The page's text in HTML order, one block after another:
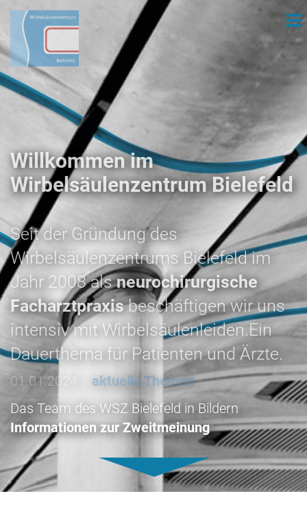
Willkommen im
Wirbelsäulenzentrum Bielefeld
Seit der Gründung des
Wirbelsäulenzentrums Bielefeld im
Jahr 2008 alsneurochirurgische
Facharztpraxisbeschäftigen wir uns
intensiv mit Wirbelsäulenleiden.Ein
Dauerthema für Patienten und Ärzte.
01.01.2024
aktuelle Themen
Das Team des WSZ Bielefeld in Bildern
Informationen zur Zweitmeinung